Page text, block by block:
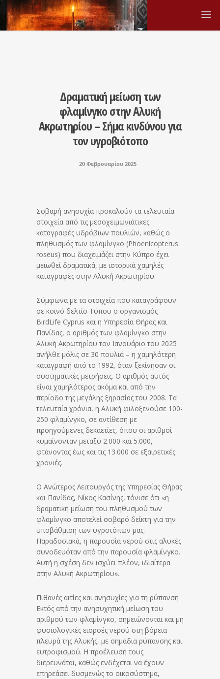
Δραματική μείωση των
φλαμίνγκο στην Αλυκή
Ακρωτηρίου – Σήμα κινδύνου για
τον υγροβιότοπο
20 Φεβρουαρίου 2025
Σοβαρή ανησυχία προκαλούν τα τελευταία
στοιχεία από τις μεσοχειμωνιάτικες
καταγραφές υδρόβιων πουλιών, καθώς ο
πληθυσμός των φλαμίνγκο (Phoenicopterus
roseus) που διαχειμάζει στην Κύπρο έχει
μειωθεί δραματικά, με ιστορικά χαμηλές
καταγραφές στην Αλυκή Ακρωτηρίου.
Σύμφωνα με τα στοιχεία που καταγράφουν
σε κοινό δελτίο Τύπου ο οργανισμός
BirdLife Cyprus και η Υπηρεσία Θήρας και
Πανίδας, ο αριθμός των φλαμίνγκο στην
Αλυκή Ακρωτηρίου τον Ιανουάριο του 2025
ανήλθε μόλις σε 30 πουλιά – η χαμηλότερη
καταγραφή από το 1992, όταν ξεκίνησαν οι
συστηματικές μετρήσεις. Ο αριθμός αυτός
είναι χαμηλότερος ακόμα και από την
περίοδο της μεγάλης ξηρασίας του 2008. Τα
τελευταία χρόνια, η Αλυκή φιλοξενούσε 100-
250 φλαμίνγκο, σε αντίθεση με
προηγούμενες δεκαετίες, όπου οι αριθμοί
κυμαίνονταν μεταξύ 2.000 και 5.000,
φτάνοντας έως και τις 13.000 σε εξαιρετικές
χρονιές.
Ο Ανώτερος Λειτουργός της Υπηρεσίας Θήρας
και Πανίδας, Νίκος Κασίνης, τόνισε ότι «η
δραματική μείωση του πληθυσμού των
φλαμίνγκο αποτελεί σοβαρό δείκτη για την
υποβάθμιση των υγροτόπων μας.
Παραδοσιακά, η παρουσία νερού στις αλυκές
συνοδευόταν από την παρουσία φλαμίνγκο.
Αυτή η σχέση δεν ισχύει πλέον, ιδιαίτερα
στην Αλυκή Ακρωτηρίου».
Πιθανές αιτίες και ανησυχίες για τη ρύπανση
Εκτός από την ανησυχητική μείωση του
αριθμού των φλαμίνγκο, σημειώνονται και μη
φυσιολογικές εισροές νερού στη βόρεια
πλευρά της Αλυκής, με σημάδια ρύπανσης και
ευτροφισμού. Η προέλευσή τους
διερευνάται, καθώς ενδέχεται να έχουν
επηρεάσει δυσμενώς το οικοσύστημα,